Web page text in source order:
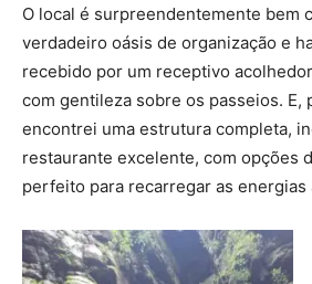
O local é surpreendentemente bem
verdadeiro oásis de organização e
recebido por um receptivo
com gentileza sobre os passeios. E,
encontrei uma estrutura completa,
restaurante excelente, com opções
perfeito para recarregar as energias